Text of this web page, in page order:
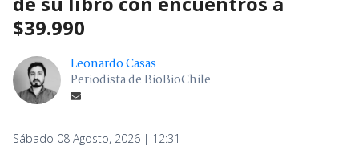
$39.990
Leonardo Casas
Periodista de BioBioChile
Sábado 08 Agosto, 2026 | 12:31